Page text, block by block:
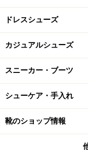
ドレスシューズ
カジュアルシューズ
スニーカー・ブーツ
シューケア・手入れ
靴のショップ情報